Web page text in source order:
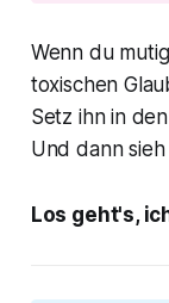
Wenn du
toxischen
Setz ihn in
Und dann
Los geht's,